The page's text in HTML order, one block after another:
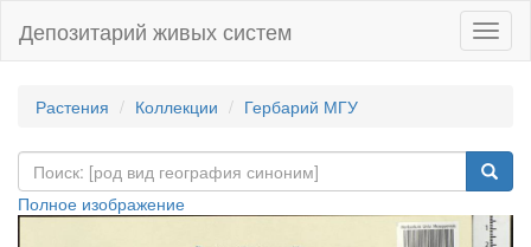
Депозитарий живых систем
Растения Коллекции Гербарий МГУ
Полное изображение